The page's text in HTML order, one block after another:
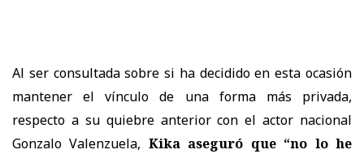
Al ser consultada sobre si ha decidido en esta ocasión
mantener el vínculo de una forma más privada,
respecto a su quiebre anterior con el actor nacional
Gonzalo Valenzuela, Kika aseguró que “no lo he